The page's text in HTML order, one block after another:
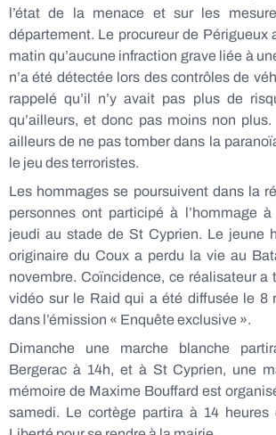
l’état de la menace et sur les
département. Le procureur de Périgueux
matin qu’aucune infraction grave liée à
n’a été détectée lors des contrôles de
rappelé qu’il n’y avait pas plus de
qu’ailleurs, et donc pas moins non
ailleurs de ne pas tomber dans la
le jeu des terroristes.
Les hommages se poursuivent dans la
personnes ont participé à l’hommage
jeudi au stade de St Cyprien. Le jeune
originaire du Coux a perdu la vie au
novembre. Coïncidence, ce réalisateur a
vidéo sur le Raid qui a été diffusée le 8
dans l’émission « Enquête exclusive ».
Dimanche une marche blanche
Bergerac à 14h, et à St Cyprien, une
mémoire de Maxime Bouffard est
samedi. Le cortège partira à 14